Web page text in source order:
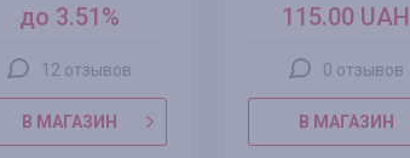
до 3.51%
12 отзывов
В МАГАЗИН
115.00 UAH
0 отзывов
В МАГАЗИН